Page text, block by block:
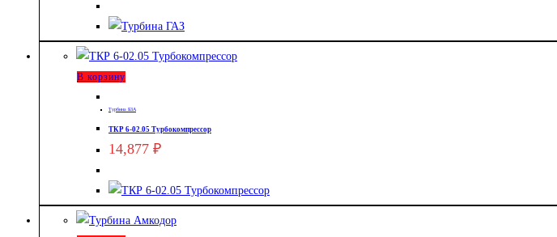
В корзину
Турбина БЗА
ТКР 6-02.05 Турбокомпрессор
14,877 ₽